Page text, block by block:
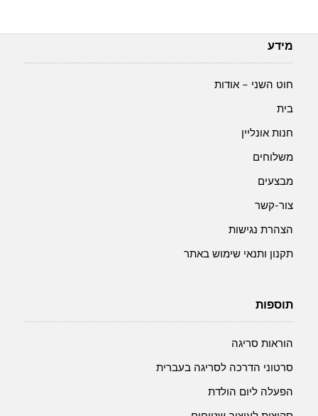
מידע
חוט השני – אודות
בית
חנות אונליין
משלוחים
מבצעים
צור-קשר
הצהרת נגישות
תקנון ותנאי שימוש באתר
תוספות
הוראות סריגה
סרטוני הדרכה לסריגה בעברית
הפעלה ליום הולדת